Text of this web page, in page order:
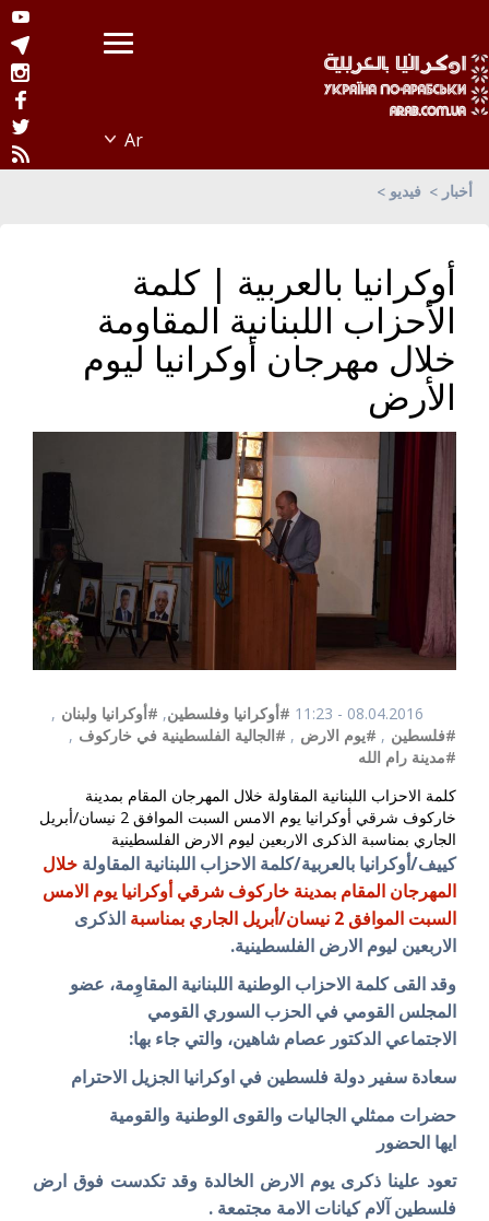
أخبار فيديو
أوكرانيا بالعربية | كلمة
الأحزاب اللبنانية المقاومة
خلال مهرجان أوكرانيا ليوم
الأرض
08.04.2016 - 11:23 #أوكرانيا وفلسطين, #أوكرانيا ولبنان ,
#فلسطين , #يوم الارض , #الجالية الفلسطينية في خاركوف ,
#مدينة رام الله
كلمة الاحزاب اللبنانية المقاولة خلال المهرجان المقام بمدينة
خاركوف شرقي أوكرانيا يوم الامس السبت الموافق 2 نيسان/أبريل
الجاري بمناسبة الذكرى الاربعين ليوم الارض الفلسطينية
كييف/أوكرانيا بالعربية/كلمة الاحزاب اللبنانية المقاولة خلال
المهرجان المقام بمدينة خاركوف شرقي أوكرانيا يوم الامس
السبت الموافق 2 نيسان/أبريل الجاري بمناسبة
الذكرى
الاربعين ليوم الارض الفلسطينية.
وقد القى كلمة الاحزاب الوطنية اللبنانية المقاوِمة، عضو
المجلس القومي في الحزب السوري القومي
الاجتماعي الدكتور عصام شاهين، والتي جاء بها:
سعادة سفير دولة فلسطين في اوكرانيا الجزيل الاحترام
حضرات ممثلي الجاليات والقوى الوطنية والقومية
ايها الحضور
تعود علينا ذكرى يوم الارض الخالدة وقد تكدست فوق ارض
فلسطين آلام كيانات الامة مجتمعة .